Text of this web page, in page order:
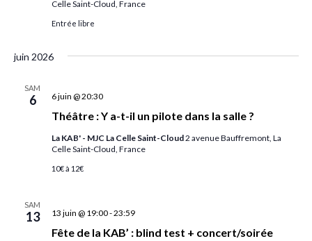
Celle Saint-Cloud, France
Entrée libre
juin 2026
SAM
6
Théâtre : Y a-t-il un pilote dans la salle ?
6 juin @ 20:30
La KAB' - MJC La Celle Saint-Cloud2 avenue Bauffremont, La
Celle Saint-Cloud, France
10€ à 12€
SAM
13
Fête de la KAB’ : blind test + concert/soirée
13 juin @ 19:00-23:59